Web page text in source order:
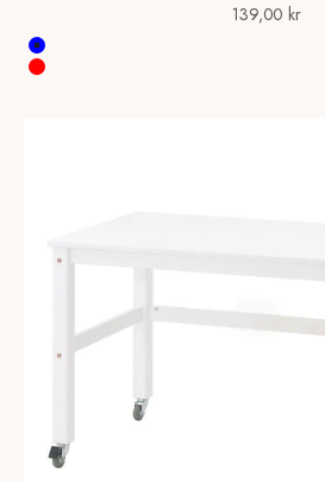
Salgspris
139,00 kr
Blue
Red